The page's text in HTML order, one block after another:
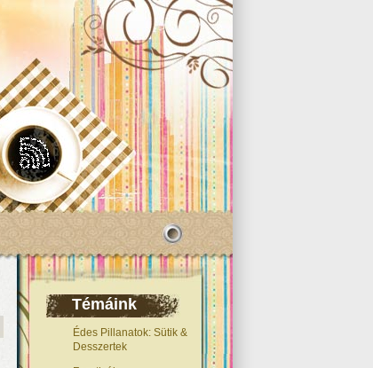
Témáink
Édes Pillanatok: Sütik &
Desszertek